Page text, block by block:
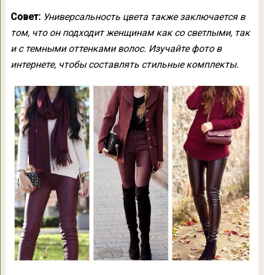
Совет: Универсальность цвета также заключается в
том, что он подходит женщинам как со светлыми, так
и с темными оттенками волос. Изучайте фото в
интернете, чтобы составлять стильные комплекты.